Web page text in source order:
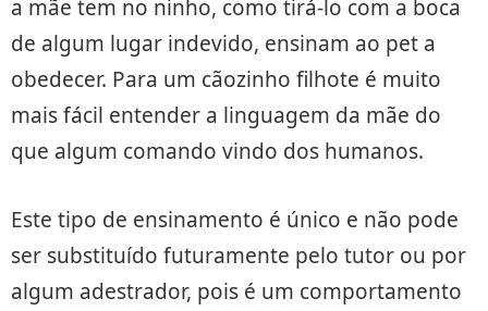
a mãe tem no ninho, como tirá-lo com a boca
de algum lugar indevido, ensinam ao pet a
obedecer. Para um cãozinho filhote é muito
mais fácil entender a linguagem da mãe do
que algum comando vindo dos humanos.
Este tipo de ensinamento é único e não pode
ser substituído futuramente pelo tutor ou por
algum adestrador, pois é um comportamento